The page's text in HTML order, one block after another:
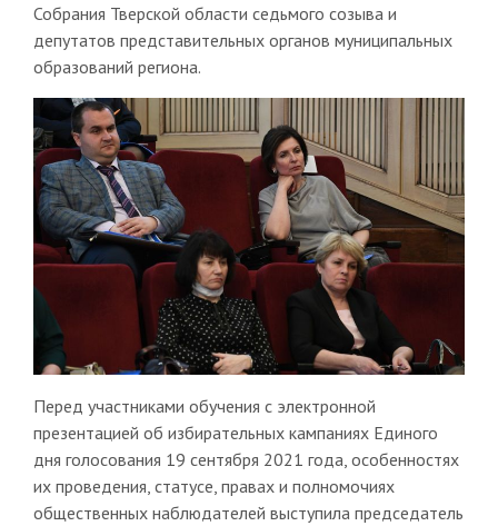
Собрания Тверской области седьмого созыва и
депутатов представительных органов муниципальных
образований региона.
Перед участниками обучения с электронной
презентацией об избирательных кампаниях Единого
дня голосования 19 сентября 2021 года, особенностях
их проведения, статусе, правах и полномочиях
общественных наблюдателей выступила председатель